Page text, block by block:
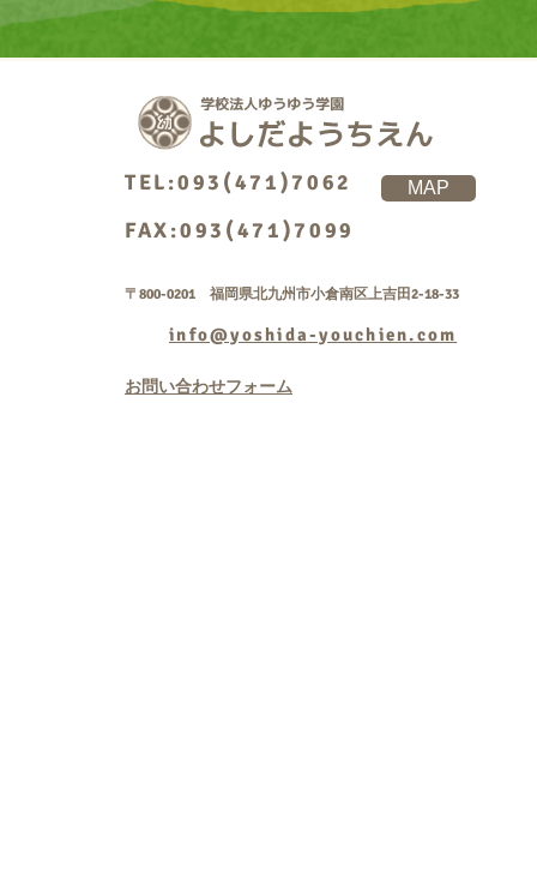
TEL:093(471)7062
FAX:093(471)7099
MAP
〒800-0201 福岡県北九州市小倉南区上吉田2-18-33
info@yoshida-youchien.com
お問い合わせフォーム